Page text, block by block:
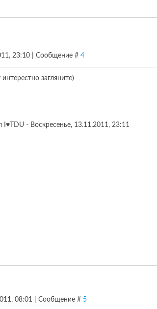
23:10 | Сообщение # 4
загляните)
I♥TDU - Воскресенье, 13.11.2011, 23:11
08:01 | Сообщение # 5